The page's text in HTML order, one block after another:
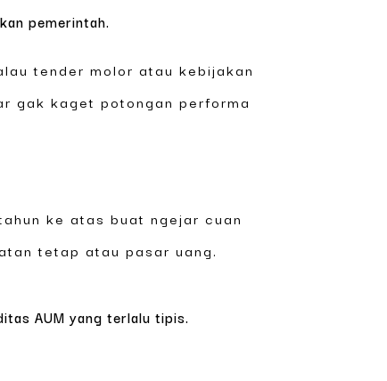
pemerintah.
tender molor atau kebijakan
gak kaget potongan performa
ke atas buat ngejar cuan
tetap atau pasar uang.
AUM yang terlalu tipis.